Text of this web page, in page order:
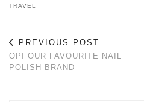
TRAVEL
PREVIOUS POST
OPI OUR FAVOURITE NAIL
POLISH BRAND